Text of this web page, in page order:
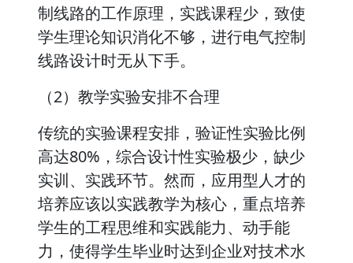
制线路的工作原理，实践课程少，致使
学生理论知识消化不够，进行电气控制
线路设计时无从下手。
（2）教学实验安排不合理
传统的实验课程安排，验证性实验比例
高达80%，综合设计性实验极少，缺少
实训、实践环节。然而，应用型人才的
培养应该以实践教学为核心，重点培养
学生的工程思维和实践能力、动手能
力，使得学生毕业时达到企业对技术水